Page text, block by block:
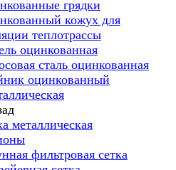
грядки
кожух для
теплотрассы
оцинкованная
сталь оцинкованная
оцинкованный
металлическая
фильтровая сетка